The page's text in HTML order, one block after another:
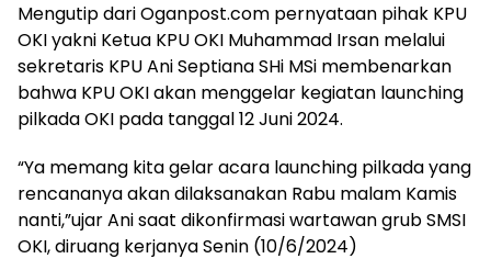
Mengutip dari Oganpost.com pernyataan pihak KPU
OKI yakni Ketua KPU OKI Muhammad Irsan melalui
sekretaris KPU Ani Septiana SHi MSi membenarkan
bahwa KPU OKI akan menggelar kegiatan launching
pilkada OKI pada tanggal 12 Juni 2024.
“Ya memang kita gelar acara launching pilkada yang
rencananya akan dilaksanakan Rabu malam Kamis
nanti,”ujar Ani saat dikonfirmasi wartawan grub SMSI
OKI, diruang kerjanya Senin (10/6/2024)